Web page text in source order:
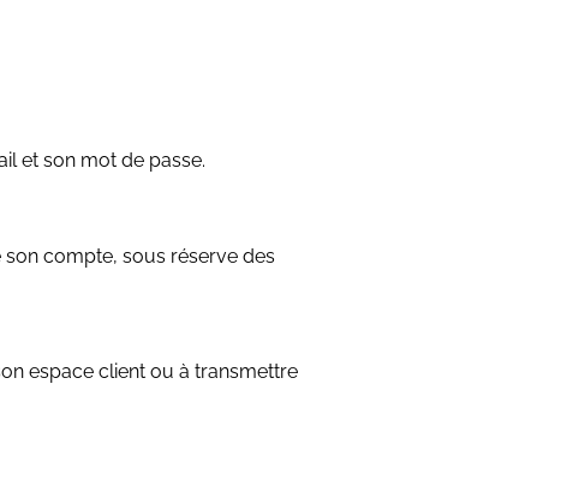
et son mot de passe.
compte, sous réserve des
espace client ou à transmettre